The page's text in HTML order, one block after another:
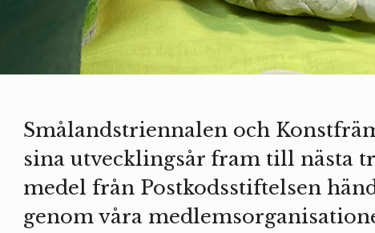
Smålandstriennalen och
sina utvecklingsår fram till nästa
medel från Postkodsstiftelsen
genom våra